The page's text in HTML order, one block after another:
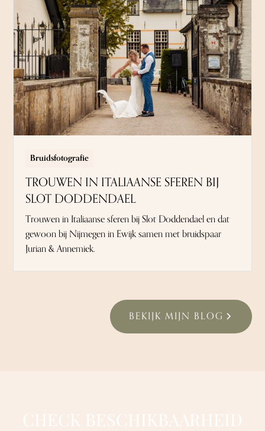
Bruidsfotografie
TROUWEN IN ITALIAANSE SFEREN BIJ
SLOT DODDENDAEL
Trouwen in Italiaanse sferen bij Slot Doddendael en dat
gewoon bij Nijmegen in Ewijk samen met bruidspaar
Jurian & Annemiek.
BEKIJK MIJN BLOG
CHECK BESCHIKBAARHEID